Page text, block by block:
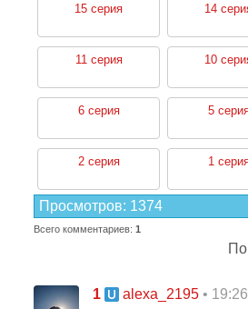
15 серия 14
11 серия 10
6 серия 5
2 серия 1
Просмотров: 1374
Всего комментариев: 1
1 alexa_2195 •